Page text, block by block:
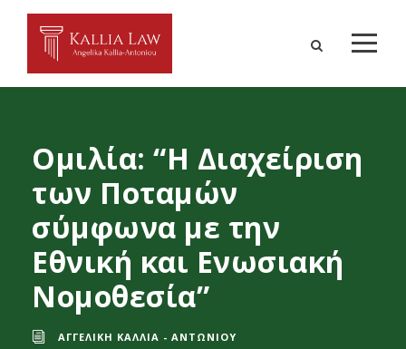
Ομιλία: “Η Διαχείριση
των Ποταμών
σύμφωνα με την
Εθνική και Ενωσιακή
Νομοθεσία”
ΑΓΓΕΛΙΚΉ ΚΑΛΛΊΑ - ΑΝΤΩΝΊΟΥ